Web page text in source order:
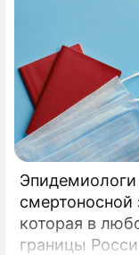
Эпидемиологи
смертоносной
которая в
границы